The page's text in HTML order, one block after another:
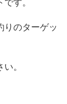
す。
りのターゲッ
。